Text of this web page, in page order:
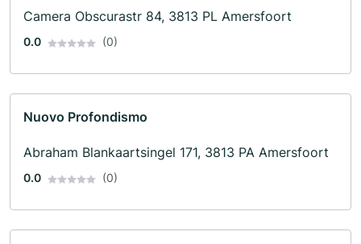
Camera Obscurastr 84, 3813 PL Amersfoort
0.0 (0)
Nuovo Profondismo
Abraham Blankaartsingel 171, 3813 PA Amersfoort
0.0 (0)